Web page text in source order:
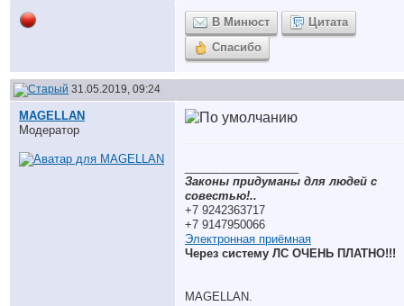
В Минюст
Цитата
Спасибо
31.05.2019, 09:24
MAGELLAN
Модератор
Законы придуманы для людей с
совестью!..
+7 9242363717
+7 9147950066
Электронная приёмная
Через систему ЛС ОЧЕНЬ ПЛАТНО!!!
MAGELLAN.